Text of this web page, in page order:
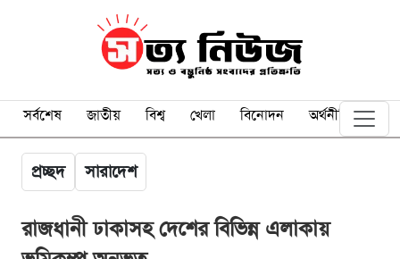
সর্বশেষ জাতীয় বিশ্ব খেলা বিনোদন অর্থনীতি
প্রচ্ছদ সারাদেশ
রাজধানী ঢাকাসহ দেশের বিভিন্ন এলাকায়